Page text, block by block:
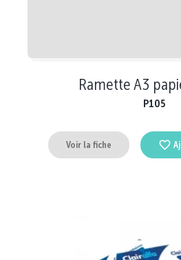
Ramette A3
P105
Voir la fiche